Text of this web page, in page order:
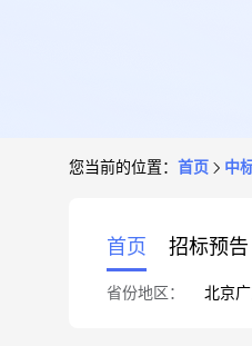
您当前的位置： 首页 中
首页 招标预告
省份地区： 北京